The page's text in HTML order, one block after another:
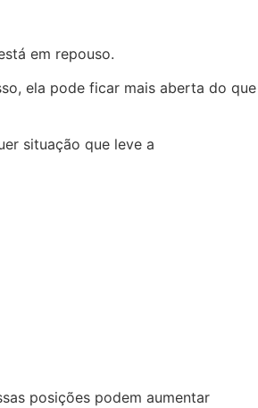
em repouso.
ela pode ficar mais aberta do que
situação que leve a
posições podem aumentar